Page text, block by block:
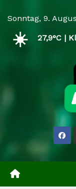
content
Sonntag, 9.
☀️ 27,9°C |